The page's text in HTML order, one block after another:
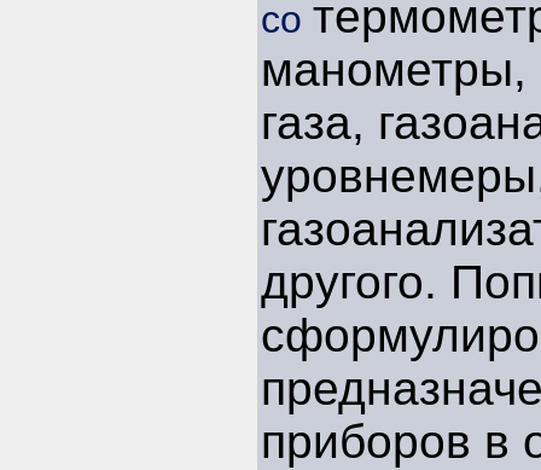
со
манометры,
газа,
другого.
приборов в